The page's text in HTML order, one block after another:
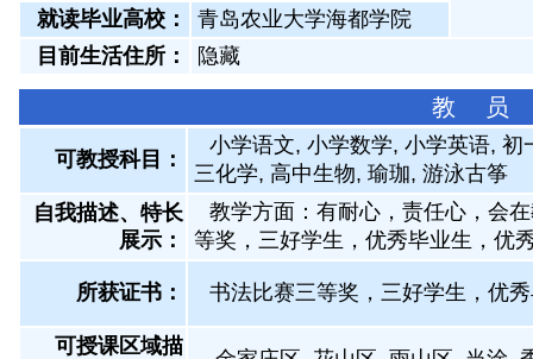
就读毕业高校：
青岛农业大学海都学院
目前生活住所：
隐藏
教 员
可教授科目：
小学语文, 小学数学, 小学英语,
三化学, 高中生物, 瑜珈, 游泳古筝
自我描述、特长
展示 ：
教学方面：有耐心，责任心，会
等奖，三好学生，优秀毕业生，优
所获证书 ： 书法比赛三等奖，三好学生，优
可授课区域描